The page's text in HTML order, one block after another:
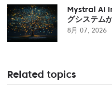
Mystral Ai
グシステム
8月 07, 2026
Related topics